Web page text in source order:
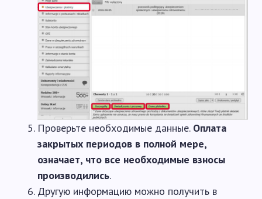
Проверьте необходимые данные. Оплата
закрытых периодов в полной мере,
означает, что все необходимые взносы
производились.
Другую информацию можно получить в